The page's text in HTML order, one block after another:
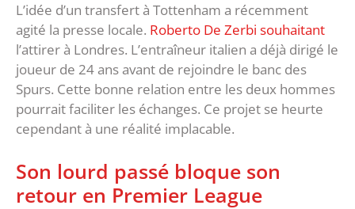
L’idée d’un transfert à Tottenham a récemment
agité la presse locale. Roberto De Zerbi souhaitant
l’attirer à Londres. L’entraîneur italien a déjà dirigé le
joueur de 24 ans avant de rejoindre le banc des
Spurs. Cette bonne relation entre les deux hommes
pourrait faciliter les échanges. Ce projet se heurte
cependant à une réalité implacable.
Son lourd passé bloque son
retour en Premier League